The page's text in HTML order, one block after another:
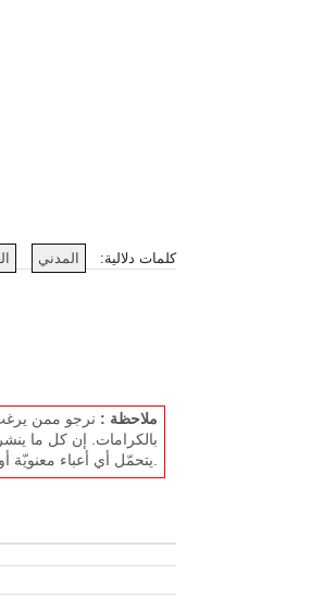
كلمات دلالية: المدني
ملاحظة : نرجو ممن يرغب
بالكرامات. إن كل ما